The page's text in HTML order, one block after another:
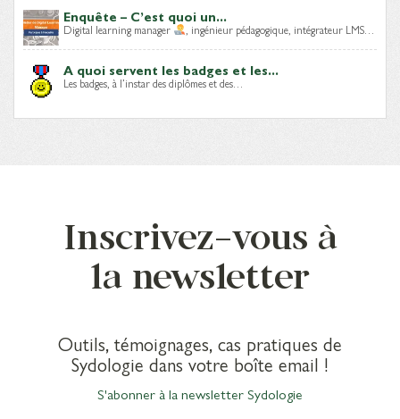
Enquête – C’est quoi un...
Digital learning manager , ingénieur pédagogique, intégrateur LMS…
A quoi servent les badges et les...
Les badges, à l’instar des diplômes et des…
Inscrivez-vous à
la newsletter
Outils, témoignages, cas pratiques de
Sydologie dans votre boîte email !
S'abonner à la newsletter Sydologie